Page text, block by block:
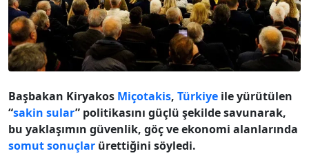
Başbakan Kiryakos Miçotakis, Türkiye ile yürütülen
“sakin sular” politikasını güçlü şekilde savunarak,
bu yaklaşımın güvenlik, göç ve ekonomi alanlarında
somut sonuçlar ürettiğini söyledi.